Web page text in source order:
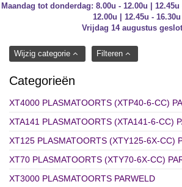
Maandag tot donderdag: 8.00u - 12.00u |
12.00u | 12.45u - 16.30u
Vrijdag 14 augustus
Wijzig categorie Filteren
Categorieën
XT4000 PLASMATOORTS (XTP40-6-CC)
XTA141 PLASMATOORTS (XTA141-6-CC)
XT125 PLASMATOORTS (XTY125-6X-CC)
XT70 PLASMATOORTS (XTY70-6X-CC)
XT3000 PLASMATOORTS PARWELD